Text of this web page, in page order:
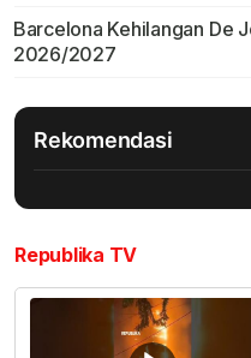
Barcelona Kehilangan De
2026/2027
Rekomendasi
Republika TV